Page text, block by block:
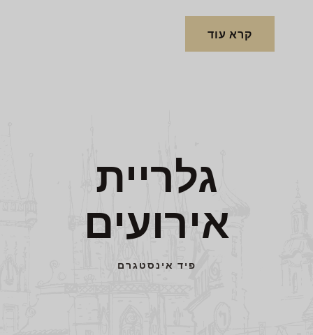
קרא עוד
גלריית
אירועים
פיד אינסטגרם